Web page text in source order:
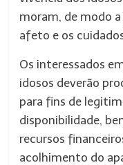
moram, de modo
afeto e os
Os interessados
idosos deverão
para fins de
disponibilidade,
recursos
acolhimento do